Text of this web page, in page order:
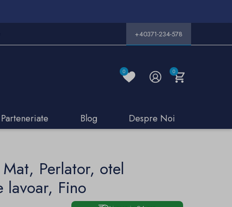
+40371-234-578
0 0
Parteneriate Blog Despre Noi
Perlator, otel
lavoar, Fino